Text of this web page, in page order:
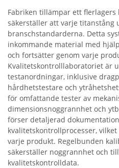
Fabriken tillämpar ett flerlagers
säkerställer att varje
branschstandarderna. Detta
inkommande material med
och fortsätter genom varje
Kvalitetskontrolllaboratoriet är
testanordningar, inklusive
hårdhetstestare och
för omfattande tester av
dimensionsnoggrannhet och
förser detaljerad
kvalitetskontrollprocesser,
varje produkt. Regelbunden
säkerställer noggrannhet och
kvalitetskontrolldata.